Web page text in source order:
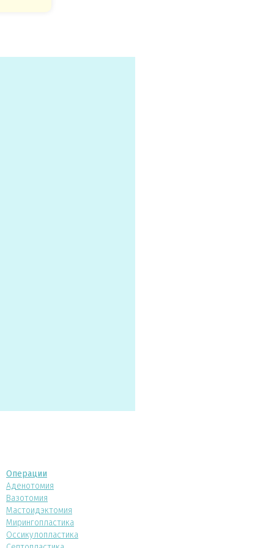
Операции
Аденотомия
Вазотомия
Мастоидэктомия
Мирингопластика
Оссикулопластика